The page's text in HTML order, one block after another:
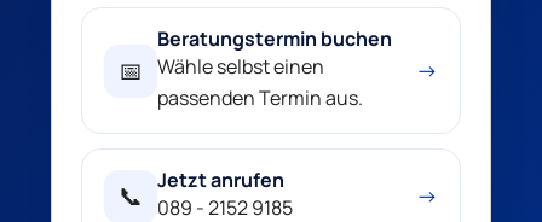
📅
Beratungstermin buchen
Wähle selbst einen
passenden Termin aus.
→
📞
Jetzt anrufen
089 - 2152 9185
→